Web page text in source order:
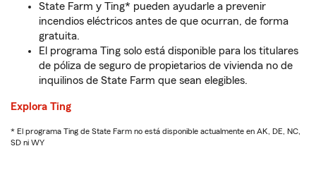
State Farm y Ting* pueden ayudarle a prevenir
incendios eléctricos antes de que ocurran, de forma
gratuita.
El programa Ting solo está disponible para los titulares
de póliza de seguro de propietarios de vivienda no de
inquilinos de State Farm que sean elegibles.
Explora Ting
* El programa Ting de State Farm no está disponible actualmente en AK, DE, NC,
SD ni WY